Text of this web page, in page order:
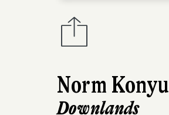
Norm Konyu
Downlands